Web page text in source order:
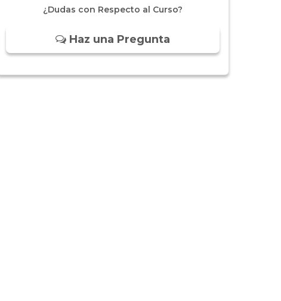
¿Dudas con Respecto al Curso?
Haz una Pregunta